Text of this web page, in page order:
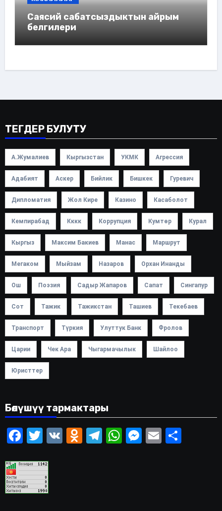
Саясий сабатсыздыктын айрым
белгилери
ТЕГДЕР БУЛУТУ
А.Жумалиев Кыргызстан УКМК Агрессия
Адабият Аскер Бийлик Бишкек Гуревич
Дипломатия Жол Кире Казино Касаболот
Кемпирабад Кккк Коррупция Кумтөр Курал
Кыргыз Максим Бакиев Манас Маршрут
Мегаком Мыйзам Назаров Орхан Инанды
Ош Поэзия Садыр Жапаров Сапат Сингапур
Сот Тажик Тажикстан Ташиев Текебаев
Транспорт Түркия Улуттук Банк Фролов
Царии Чек Ара Чыгармачылык Шайлоо
Юристтер
Бөлүшүү тармактары
Facebook
Twitter
VKOdnoklassniki
Telegram
WhatsApp
Messenger
EmailShare